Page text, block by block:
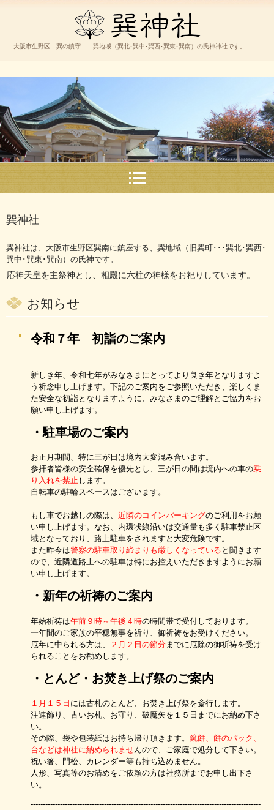
巽神社
大阪市生野区 巽の鎮守 巽地域（巽北･巽中･巽西･巽東･巽南）の氏神神社です。
巽神社
巽神社は、大阪市生野区巽南に鎮座する、巽地域（旧巽町･･･巽北･巽西･
巽中･巽東･巽南）の氏神です。
応神天皇を主祭神とし、相殿に六柱の神様をお祀りしています。
お知らせ
令和７年 初詣のご案内
新しき年、令和七年がみなさまにとってより良き年となりますよ
う祈念申し上げます。下記のご案内をご参照いただき、楽しくま
た安全な初詣となりますように、みなさまのご理解とご協力をお
願い申し上げます。
・駐車場のご案内
お正月期間、特に三が日は境内大変混み合います。
参拝者皆様の安全確保を優先とし、三が日の間は境内への車の乗
り入れを禁止 します。
自転車の駐輪スペースはございます。
もし車でお越しの際は、 近隣のコインパーキングのご利用をお願
い申し上げます。なお、内環状線沿いは交通量も多く駐車禁止区
域となっており、路上駐車をされますと大変危険です。
また昨今は警察の駐車取り締まりも厳しくなっている と聞きます
ので、近隣道路上への駐車は特にお控えいただきますようにお願
い申し上げます。
・新年の祈祷のご案内
年始祈祷は午前９時～午後４時の時間帯で受付しております。
一年間のご家族の平穏無事を祈り、御祈祷をお受けください。
厄年に中られる方は、
２月２日の節分 までに厄除の御祈祷を受け
られることをお勧めします。
・とんど・お焚き上げ祭のご案内
１月１５日 には古札のとんど、お焚き上げ祭を斎行します。
注連飾り、古いお札、お守り、破魔矢を１５日までにお納め下さ
い。
その際、袋や包装紙はお持ち帰り頂きます。 鏡餅、餅のパック、
台などは神社に納められませんので、ご家庭で処分して下さい。
祝い箸、門松、カレンダー等も持ち込めません。
人形、写真等のお清めをご依頼の方は社務所までお申し出下さ
い。
----------------------------------------------------------------------------------------------